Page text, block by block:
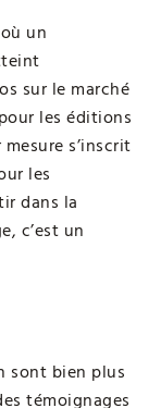
un
sur le marché
les éditions
s’inscrit
les
dans la
c’est un
sont bien plus
témoignages